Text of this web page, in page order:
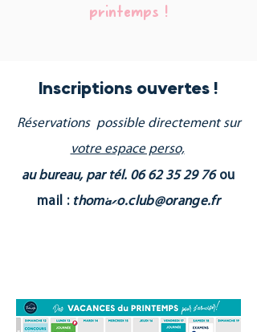
printemps !
Inscriptions ouvertes !
Réservations possible directement sur
votre espace perso,
au bureau, par tél. 06 62 35 29 76ou
mail : thomazo.club@orange.fr
D
E
S
S
T
A
G
E
S
O
U
R
S
'
A
M
U
S
E